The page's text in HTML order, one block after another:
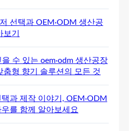
선택과 OEM·ODM 생산공
기
수 있는 oem·odm 생산공장
춤형 향기 솔루션의 모든 것
과 제작 이야기, OEM·ODM
를 함께 알아보세요